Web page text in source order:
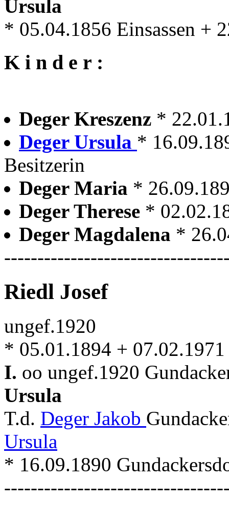
Ursula
* 05.04.1856 Einsassen +
K i n d e r :
Deger Kreszenz *
Deger Ursula *
Besitzerin
Deger Maria *
Deger Therese *
Deger Magdalena *
Riedl Josef
ungef.1920
* 05.01.1894 +
I. oo ungef.1920
Ursula
T.d. Deger Jakob
Ursula
* 16.09.1890